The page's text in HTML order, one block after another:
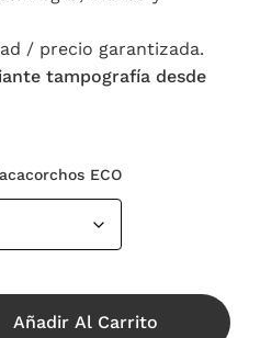
/ precio garantizada.
tampografía desde
ECO
Añadir Al Carrito